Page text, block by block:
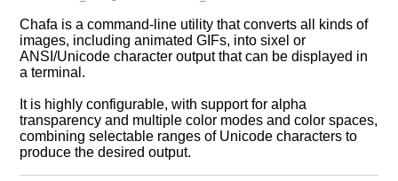
Chafa is a command-line utility that converts all kinds of
images, including animated GIFs, into sixel or
ANSI/Unicode character output that can be displayed in
a terminal.
It is highly configurable, with support for alpha
transparency and multiple color modes and color spaces,
combining selectable ranges of Unicode characters to
produce the desired output.